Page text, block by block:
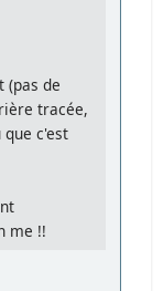
(pas de
tracée,
c'est
me !!